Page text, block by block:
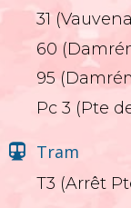
31
60
95
Pc 3 (Pte
Tram
T3 (Arrêt